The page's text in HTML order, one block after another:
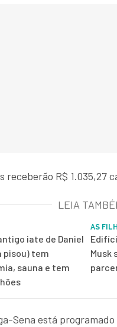
receberão R$ 1.035,27
LEIA
iate de Daniel
pisou) tem
sauna e tem
AS
Musk
Sena está programado